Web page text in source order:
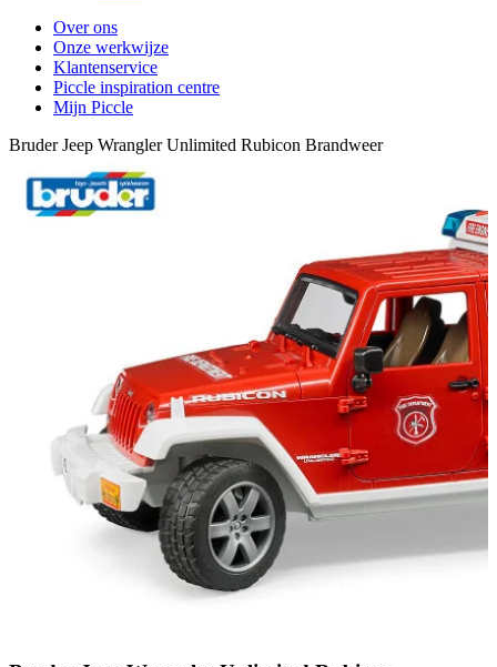
Over ons
Onze werkwijze
Klantenservice
Piccle inspiration centre
Mijn Piccle
Bruder Jeep Wrangler Unlimited Rubicon Brandweer